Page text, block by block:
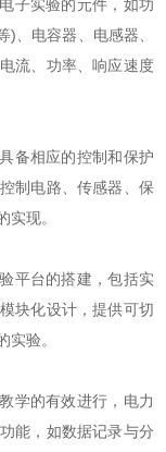
子实验的元件，如功
、电容器、电感器、
流、功率、响应速度
备相应的控制和保护
制电路、传感器、保
现。
平台的搭建，包括实
块化设计，提供可切
验。
的有效进行，电力
能，如数据记录与分